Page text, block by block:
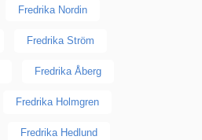
Fredrika Nordin
Fredrika Ström
Fredrika Åberg
Fredrika Holmgren
Fredrika Hedlund